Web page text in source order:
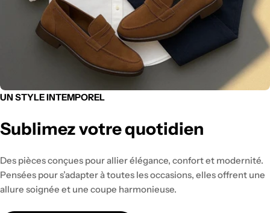
UN STYLE INTEMPOREL
Sublimez votre quotidien
Des pièces conçues pour allier élégance, confort et modernité.
Pensées pour s’adapter à toutes les occasions, elles offrent une
allure soignée et une coupe harmonieuse.